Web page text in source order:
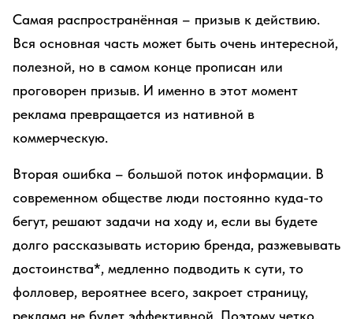
Самая распространённая – призыв к действию.
Вся основная часть может быть очень интересной,
полезной, но в самом конце прописан или
проговорен призыв. И именно в этот момент
реклама превращается из нативной в
коммерческую.
Вторая ошибка – большой поток информации. В
современном обществе люди постоянно куда-то
бегут, решают задачи на ходу и, если вы будете
долго рассказывать историю бренда, разжевывать
достоинства*, медленно подводить к сути, то
фолловер, вероятнее всего, закроет страницу,
реклама не будет эффективной. Поэтому четко,